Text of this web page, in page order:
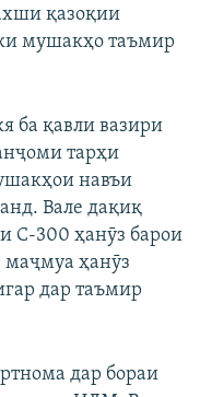
қазоқии
мушакҳо таъмир
ба қавли вазири
тарҳи
навъи
Вале дақиқ
С-300 ҳанӯз барои
маҷмуа ҳанӯз
дар таъмир
дар бораи